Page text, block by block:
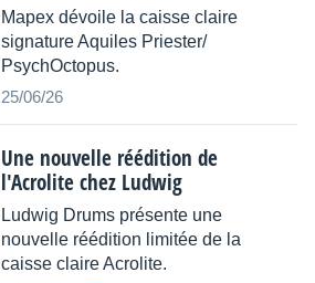
Mapex dévoile la caisse claire
signature Aquiles Priester/
PsychOctopus.
25/06/26
Une nouvelle réédition de
l'Acrolite chez Ludwig
Ludwig Drums présente une
nouvelle réédition limitée de la
caisse claire Acrolite.